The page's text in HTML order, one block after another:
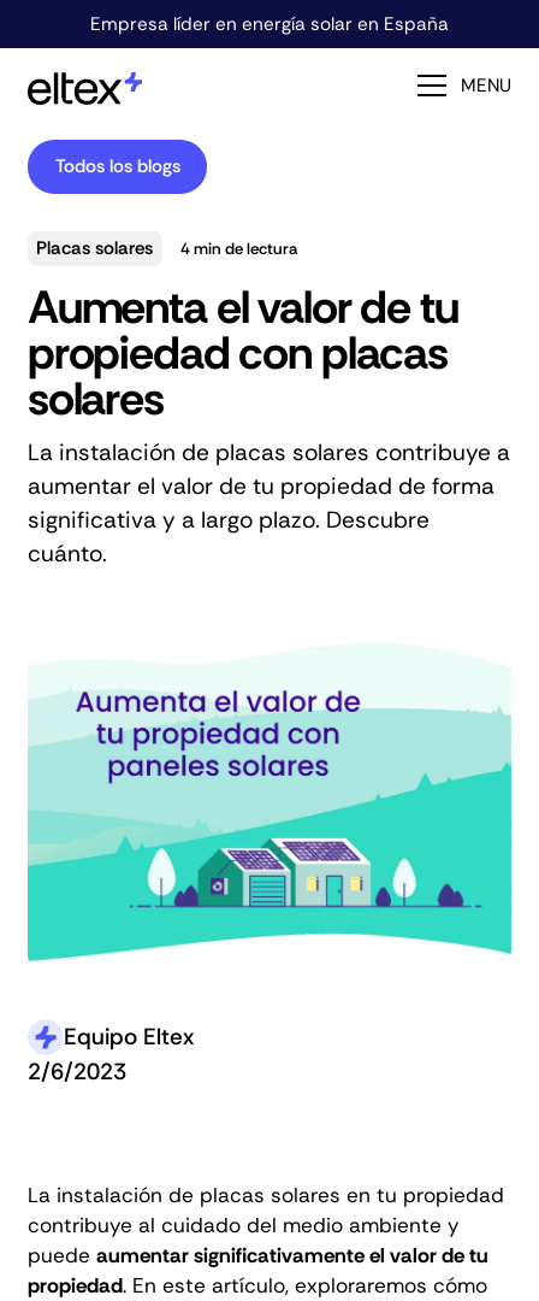
Empresa líder en energía solar en España
MENU
Todos los blogs
Placas solares 4min de lectura
Aumenta el valor de tu
propiedad con placas
solares
La instalación de placas solares contribuye a
aumentar el valor de tu propiedad de forma
significativa y a largo plazo. Descubre
cuánto.
Equipo Eltex
2/6/2023
La instalación de placas solares en tu propiedad
contribuye al cuidado del medio ambiente y
puede aumentar significativamente el valor de tu
propiedad. En este artículo, exploraremos cómo